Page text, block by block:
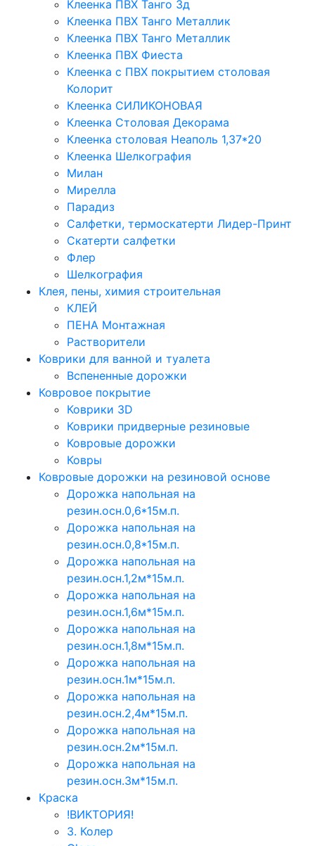
Клеенка ПВХ Танго 3д
Клеенка ПВХ Танго Металлик
Клеенка ПВХ Танго Металлик
Клеенка ПВХ Фиеста
Клеенка с ПВХ покрытием столовая
Колорит
Клеенка СИЛИКОНОВАЯ
Клеенка Столовая Декорама
Клеенка столовая Неаполь 1,37*20
Клеенка Шелкография
Милан
Мирелла
Парадиз
Салфетки, термоскатерти Лидер-Принт
Скатерти салфетки
Флер
Шелкография
Клея, пены, химия строительная
КЛЕЙ
ПЕНА Монтажная
Растворители
Коврики для ванной и туалета
Вспененные дорожки
Ковровое покрытие
Коврики 3D
Коврики придверные резиновые
Ковровые дорожки
Ковры
Ковровые дорожки на резиновой основе
Дорожка напольная на
резин.осн.0,6*15м.п.
Дорожка напольная на
резин.осн.0,8*15м.п.
Дорожка напольная на
резин.осн.1,2м*15м.п.
Дорожка напольная на
резин.осн.1,6м*15м.п.
Дорожка напольная на
резин.осн.1,8м*15м.п.
Дорожка напольная на
резин.осн.1м*15м.п.
Дорожка напольная на
резин.осн.2,4м*15м.п.
Дорожка напольная на
резин.осн.2м*15м.п.
Дорожка напольная на
резин.осн.3м*15м.п.
Краска
!ВИКТОРИЯ!
3. Колер